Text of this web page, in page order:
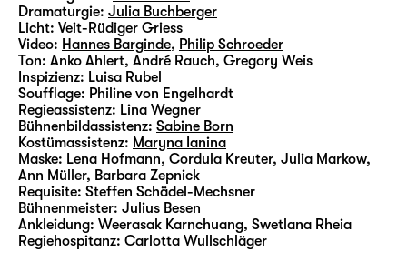
Dramaturgie: Julia Buchberger
Licht: Veit-Rüdiger Griess
Video: Hannes Barginde, Philip Schroeder
Ton: Anko Ahlert, André Rauch, Gregory Weis
Inspizienz: Luisa Rubel
Soufflage: Philine von Engelhardt
Regieassistenz: Lina Wegner
Bühnenbildassistenz: Sabine Born
Kostümassistenz: Maryna Ianina
Maske: Lena Hofmann, Cordula Kreuter, Julia Markow,
Ann Müller, Barbara Zepnick
Requisite: Steffen Schädel-Mechsner
Bühnenmeister: Julius Besen
Ankleidung: Weerasak Karnchuang, Swetlana Rheia
Regiehospitanz: Carlotta Wullschläger